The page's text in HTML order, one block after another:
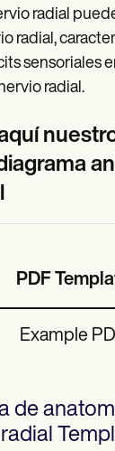
radial
radial,
sensoriales
radial.
PDF
Example
de
radial